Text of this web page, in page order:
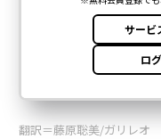
翻訳＝藤原聡美/ガリレオ